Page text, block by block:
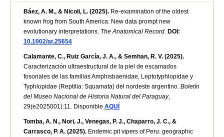
Báez, A. M., & Nicoli, L. (2025). Re‐examination of the oldest
known frog from South America: New data prompt new
evolutionary interpretations. The Anatomical Record. DOI:
10.1002/ar.25654
Calamante, C., Ruiz García, J. A., & Semhan, R. V. (2025).
Caracterización ultraestructural de la piel de escamados
fosoriales de las familias Amphisbaenidae, Leptotyphlopidae y
Typhlopidae (Reptilia: Squamata) del nordeste argentino. Boletín
del Museo Nacional de Historia Natural del Paraguay,
29(e2025001):11. Disponible AQUÍ
Tomba, A. N., Nori, J., Venegas, P. J., Chaparro, J. C., &
Carrasco, P. A. (2025). Endemic pit vipers of Peru: geographic